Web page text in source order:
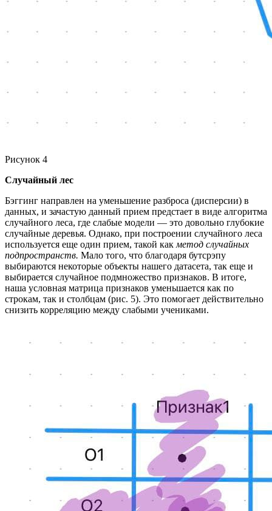
Рисунок 4
Случайный лес
Бэггинг направлен на уменьшение разброса (дисперсии) в
данных, и зачастую данный прием предстает в виде алгоритма
случайного леса, где слабые модели — это довольно глубокие
случайные деревья. Однако, при построении случайного леса
используется еще один прием, такой как метод случайных
подпространств. Мало того, что благодаря бутсрэпу
выбираются некоторые объекты нашего датасета, так еще и
выбирается случайное подмножество признаков. В итоге,
наша условная матрица признаков уменьшается как по
строкам, так и столбцам (рис. 5). Это помогает действительно
снизить корреляцию между слабыми учениками.